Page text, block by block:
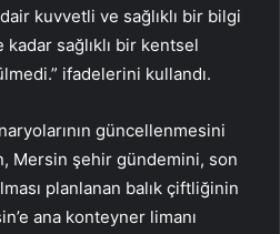
kuvvetli ve sağlıklı bir bilgi
sağlıklı bir kentsel
ifadelerini kullandı.
güncellenmesini
Mersin şehir gündemini, son
planlanan balık çiftliğinin
ana konteyner limanı